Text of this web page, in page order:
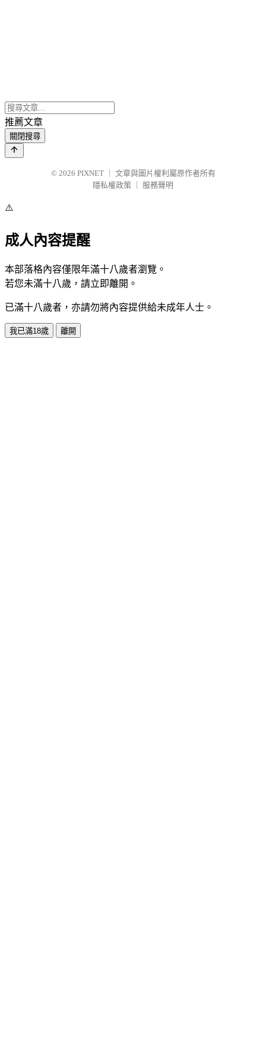
推薦文章
關閉搜尋
© 2026 PIXNET
文章與圖片權利屬原作者所有
隱私權政策
服務聲明
⚠️
成人內容提醒
本部落格內容僅限年滿十八歲者瀏覽。
若您未滿十八歲，請立即離開。
已滿十八歲者，亦請勿將內容提供給未成年人士。
我已滿18歲 離開